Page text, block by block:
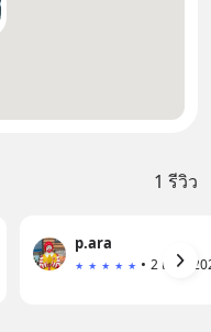
1 รีวิว
p.ara
★ ★ ★ ★ ★ •